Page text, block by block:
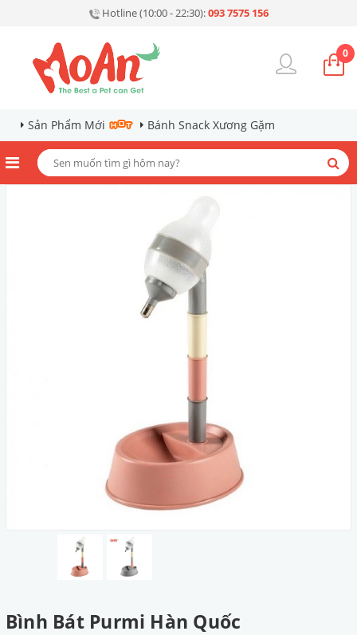
Hotline (10:00 - 22:30):093 7575 156
0
Sản Phẩm Mới Bánh Snack Xương Gặm
Bình Bát Purmi Hàn Quốc